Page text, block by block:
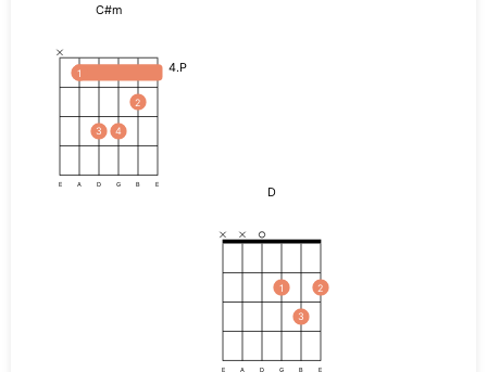
C#m
4.P
1
3 4
2
E A D G B E D
1
3
2
E A D G B E